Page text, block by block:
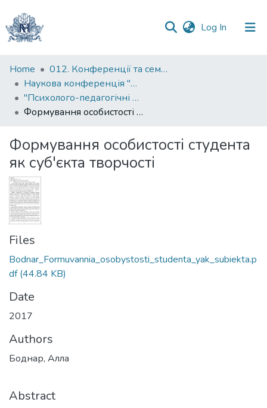
Log In (current)
Communities
&
Collections
All of DSpace
Statistics
Home
012. Конференції та семінари НаУКМА
Наукова конференція "Психолого-педагогічні особливості професійної підготовки фахівців у ВНЗ"
"Психолого-педагогічні особливості професійної підготовки фахівців у ВНЗ"
Формування особистості студента як суб'єкта творчості
Формування особистості студента
як суб'єкта творчості
Files
Bodnar_Formuvannia_osobystosti_studenta_yak_subiekta.p
df(44.84 KB)
Date
2017
Authors
Боднар, Алла
Abstract